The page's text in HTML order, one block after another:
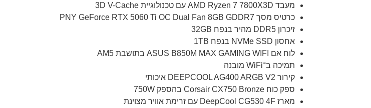
מעבד AMD Ryzen 7 7800X3D עם טכנולוגיית 3D V-Cache
כרטיס מסך PNY GeForce RTX 5060 Ti OC Dual Fan 8GB GDDR7
זיכרון DDR5 מהיר בנפח 32GB
אחסון NVMe SSD בנפח 1TB
לוח אם ASUS B850M MAX GAMING WIFI בתושבת AM5
תמיכה ב־WiFi מובנה
קירור DEEPCOOL AG400 ARGB V2 איכותי
ספק כוח Corsair CX750 Bronze בהספק 750W
מארז DeepCool CG530 4F עם זרימת אוויר מצוינת